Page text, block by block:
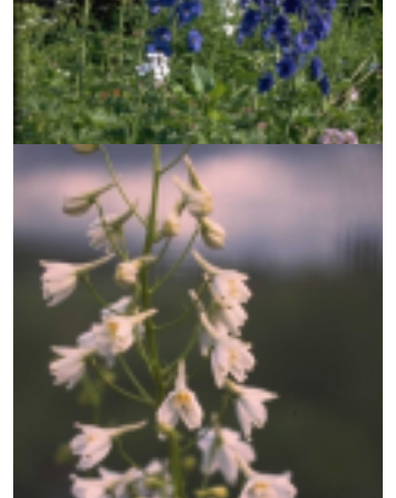
Ridderspoor
Delphinium 'Blauwal'